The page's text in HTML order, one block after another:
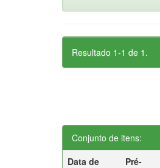
Resultado 1-1 de 1.
Conjunto de itens:
Data de
Pré-